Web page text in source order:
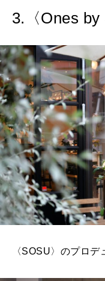
3.〈Ones
〈SOSU〉のプロデ